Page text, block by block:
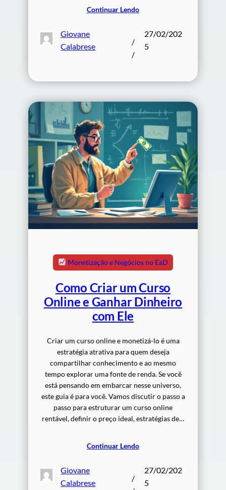
Continuar Lendo
Giovane
Calabrese
/
/
27/02/202
5
Monetização e Negócios no EaD
Como Criar um Curso
Online e Ganhar Dinheiro
com Ele
Criar um curso online e monetizá-lo é uma
estratégia atrativa para quem deseja
compartilhar conhecimento e ao mesmo
tempo explorar uma fonte de renda. Se você
está pensando em embarcar nesse universo,
este guia é para você. Vamos discutir o passo a
passo para estruturar um curso online
rentável, definir o preço ideal, estratégias de…
Continuar Lendo
Giovane
Calabrese
/
27/02/202
5